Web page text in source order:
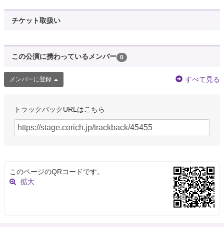
チケット取扱い
この公演に携わっているメンバー 0
メンバーに登録 すべて見る
トラックバックURLはこちら
このページのQRコードです。
拡大